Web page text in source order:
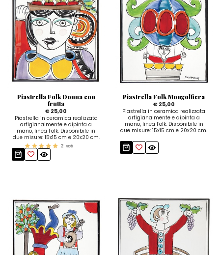
Piastrella Folk Donna con
frutta
€ 25,00
Piastrella in ceramica realizzata
artigianalmente e dipinta a
mano, linea Folk. Disponibile in
due misure: 15x15 cm e 20x20 cm.
2 voti
Piastrella Folk Mongolfiera
€ 25,00
Piastrella in ceramica realizzata
artigianalmente e dipinta a
mano, linea Folk. Disponibile in
due misure: 15x15 cm e 20x20 cm.